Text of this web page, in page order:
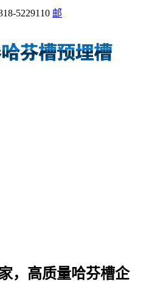
5229110 邮
，高质量哈芬槽企